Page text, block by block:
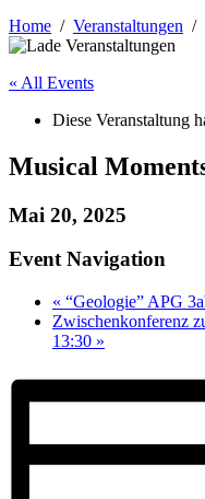
Home
Veranstaltungen
« All Events
Diese Veranstaltung
Musical
Mai 20, 2025
Event Navigation
« “Geologie” APG
Zwischenkonferenz
13:30 »